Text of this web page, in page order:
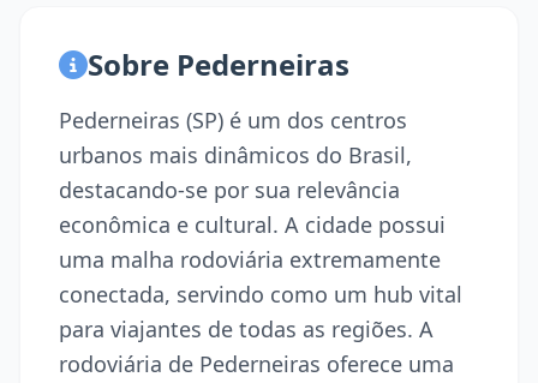
Sobre Pederneiras
Pederneiras (SP) é um dos centros
urbanos mais dinâmicos do Brasil,
destacando-se por sua relevância
econômica e cultural. A cidade possui
uma malha rodoviária extremamente
conectada, servindo como um hub vital
para viajantes de todas as regiões. A
rodoviária de Pederneiras oferece uma